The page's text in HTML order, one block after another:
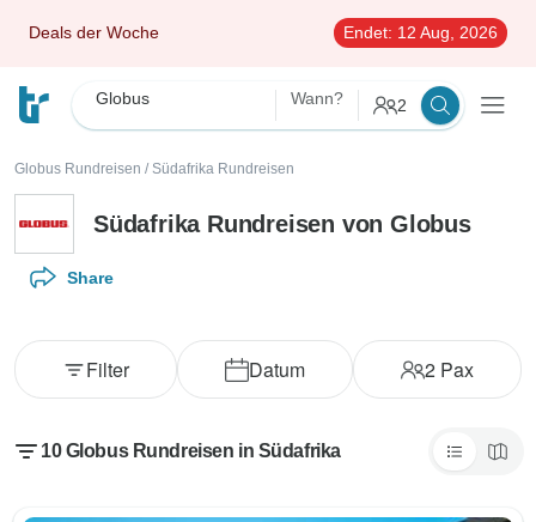
Deals der Woche Endet: 12 Aug, 2026
Globus Wann? 2
Globus Rundreisen / Südafrika Rundreisen
Südafrika Rundreisen von Globus
Share
Datum 2 Pax
Filter
10 Globus Rundreisen in Südafrika